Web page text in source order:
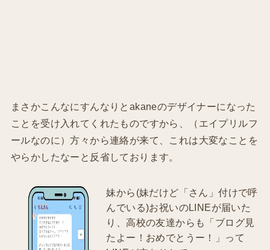
まさかこんなにすんなりとakaneのデザイナーになった
ことを受け入れてくれたものですから、（エイプリルフ
ールなのに）方々から連絡が来て、これは大変なことを
やらかしたなーと反省しております。
妹から(妹だけど「さん」付けで呼
んでいる)お祝いのLINEが届いた
り、高校の友達からも「ブログ見
たよー！おめでとうー！」って